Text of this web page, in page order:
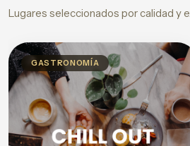
Lugares seleccionados por calidad y
GASTRONOMÍA